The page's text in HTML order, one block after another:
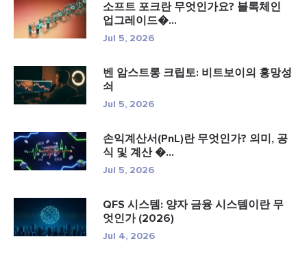
소프트 포크란 무엇인가요? 블록체인
업그레이드�...
Jul 5, 2026
벤 암스트롱 크립토: 비트보이의 흥망성
쇠
Jul 5, 2026
손익계산서(PnL)란 무엇인가? 의미, 공
식 및 계산 �...
Jul 5, 2026
QFS 시스템: 양자 금융 시스템이란 무
엇인가 (2026)
Jul 4, 2026